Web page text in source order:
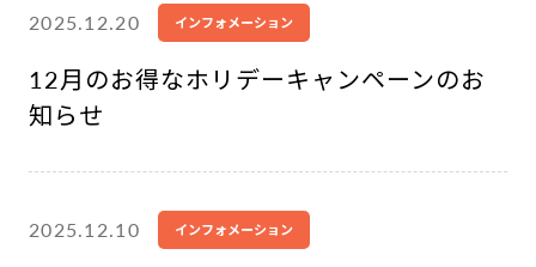
2025.12.20 インフォメーション
12月のお得なホリデーキャンペーンのお
知らせ
2025.12.10 インフォメーション